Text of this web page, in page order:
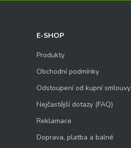
E-SHOP
Produkty
Obchodní podmínky
Odstoupení od kupní smlouvy
Nejčastější dotazy (FAQ)
Reklamace
Doprava, platba a balné